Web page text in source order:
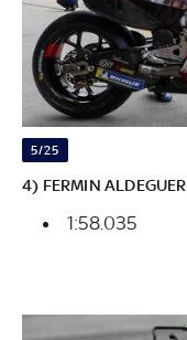
5/25
4) FERMIN ALDEGUER
1:58.035